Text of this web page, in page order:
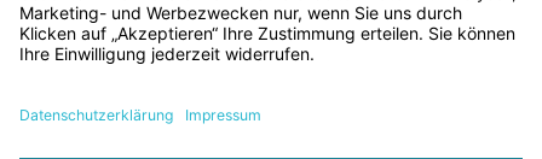
Informationen